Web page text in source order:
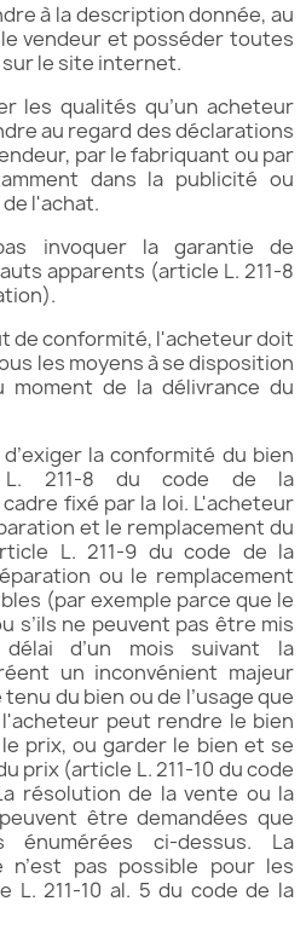
à la description donnée, au
vendeur et posséder toutes
le site internet.
les qualités qu’un acheteur
au regard des déclarations
par le fabriquant ou par
dans la publicité ou
l'achat.
invoquer la garantie de
apparents (article L. 211-8
de conformité, l'acheteur doit
les moyens à se disposition
de la délivrance du
la conformité du bien
211-8 du code de la
fixé par la loi. L'acheteur
et le remplacement du
L. 211-9 du code de la
ou le remplacement
(par exemple parce que le
s’ils ne peuvent pas être mis
d’un mois suivant la
un inconvénient majeur
du bien ou de l’usage que
peut rendre le bien
prix, ou garder le bien et se
prix (article L. 211-10 du code
résolution de la vente ou la
être demandées que
énumérées ci-dessus. La
pas possible pour les
L. 211-10 al. 5 du code de la